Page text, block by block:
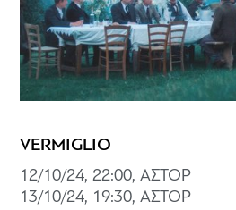
VERMIGLIO
12/10/24, 22:00, ΑΣΤΟΡ
13/10/24, 19:30, ΑΣΤΟΡ